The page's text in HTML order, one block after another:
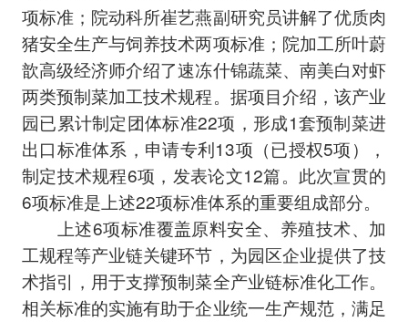
项标准；院动科所崔艺燕副研究员讲解了优质肉
猪安全生产与饲养技术两项标准；院加工所叶蔚
歆高级经济师介绍了速冻什锦蔬菜、南美白对虾
两类预制菜加工技术规程。据项目介绍，该产业
园已累计制定团体标准22项，形成1套预制菜进
出口标准体系，申请专利13项（已授权5项），
制定技术规程6项，发表论文12篇。此次宣贯的
6项标准是上述22项标准体系的重要组成部分。
上述6项标准覆盖原料安全、养殖技术、加
工规程等产业链关键环节，为园区企业提供了技
术指引，用于支撑预制菜全产业链标准化工作。
相关标准的实施有助于企业统一生产规范，满足